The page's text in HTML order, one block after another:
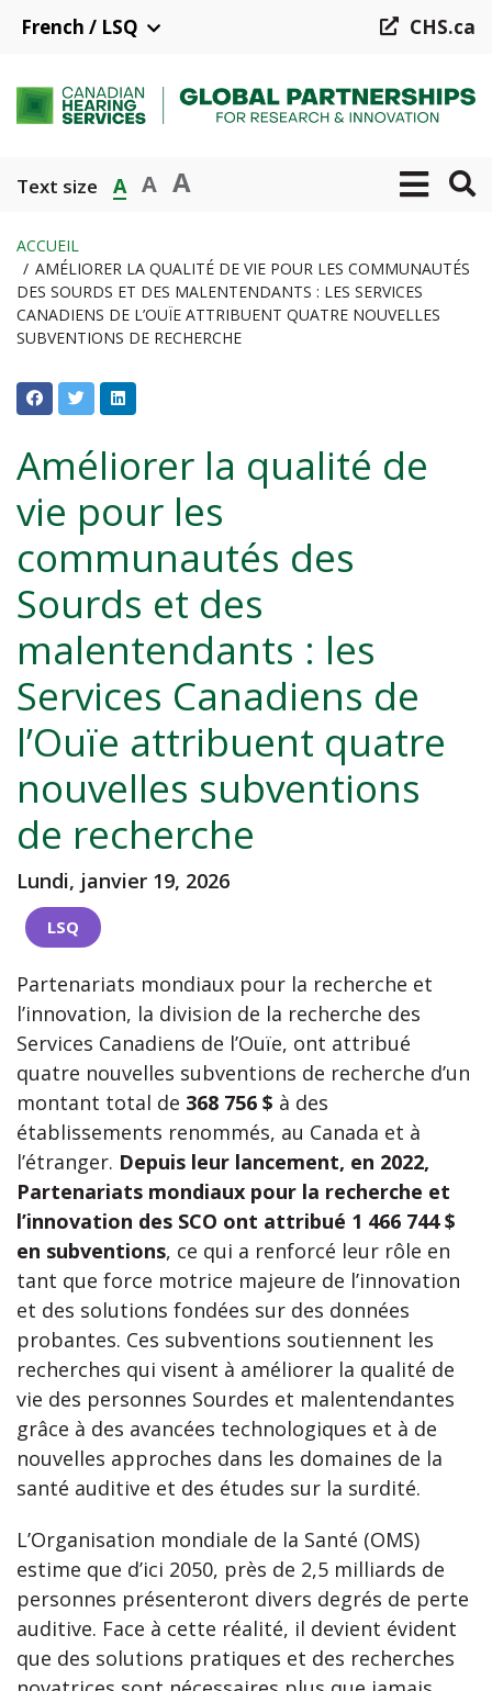
principal
French / LSQ CHS.ca
Text size A A A
Fil
d'Ariane
ACCUEIL
AMÉLIORER LA QUALITÉ DE VIE POUR LES COMMUNAUTÉS
DES SOURDS ET DES MALENTENDANTS : LES SERVICES
CANADIENS DE L’OUÏE ATTRIBUENT QUATRE NOUVELLES
SUBVENTIONS DE RECHERCHE
Améliorer la qualité de
vie pour les
communautés des
Sourds et des
malentendants : les
Services Canadiens de
l’Ouïe attribuent quatre
nouvelles subventions
de recherche
Lundi, janvier 19, 2026
LSQ
Partenariats mondiaux pour la recherche et
l’innovation, la division de la recherche des
Services Canadiens de l’Ouïe, ont attribué
quatre nouvelles subventions de recherche d’un
montant total de 368 756 $ à des
établissements renommés, au Canada et à
l’étranger. Depuis leur lancement, en 2022,
Partenariats mondiaux pour la recherche et
l’innovation des SCO ont attribué 1 466 744 $
en subventions, ce qui a renforcé leur rôle en
tant que force motrice majeure de l’innovation
et des solutions fondées sur des données
probantes. Ces subventions soutiennent les
recherches qui visent à améliorer la qualité de
vie des personnes Sourdes et malentendantes
grâce à des avancées technologiques et à de
nouvelles approches dans les domaines de la
santé auditive et des études sur la surdité.
L’Organisation mondiale de la Santé (OMS)
estime que d’ici 2050, près de 2,5 milliards de
personnes présenteront divers degrés de perte
auditive. Face à cette réalité, il devient évident
que des solutions pratiques et des recherches